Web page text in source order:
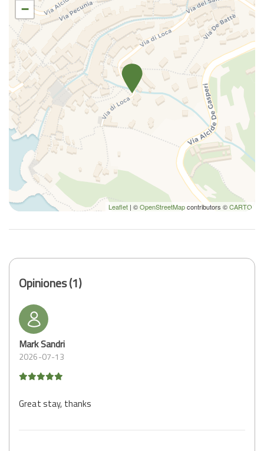
−
Leaflet | ©OpenStreetMapcontributors ©CARTO
Opiniones (1)
Mark Sandri
2026-07-13
Great stay, thanks